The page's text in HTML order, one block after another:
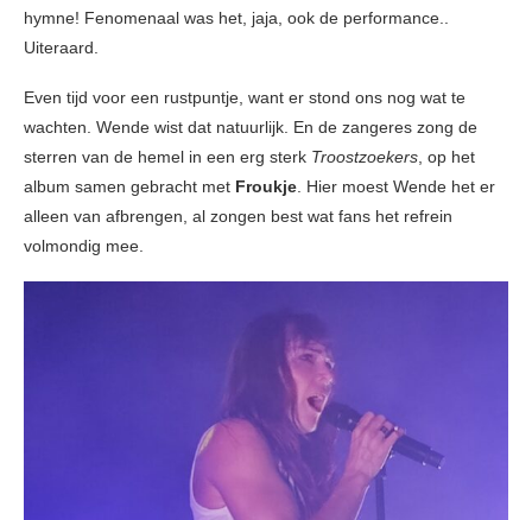
hymne! Fenomenaal was het, jaja, ook de performance..
Uiteraard.
Even tijd voor een rustpuntje, want er stond ons nog wat te
wachten. Wende wist dat natuurlijk. En de zangeres zong de
sterren van de hemel in een erg sterk Troostzoekers , op het
album samen gebracht met Froukje . Hier moest Wende het er
alleen van afbrengen, al zongen best wat fans het refrein
volmondig mee.